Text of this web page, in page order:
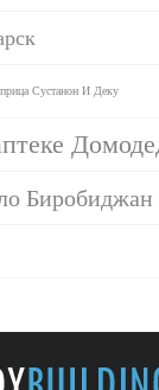
Сустанон И Деку
Биробиджан